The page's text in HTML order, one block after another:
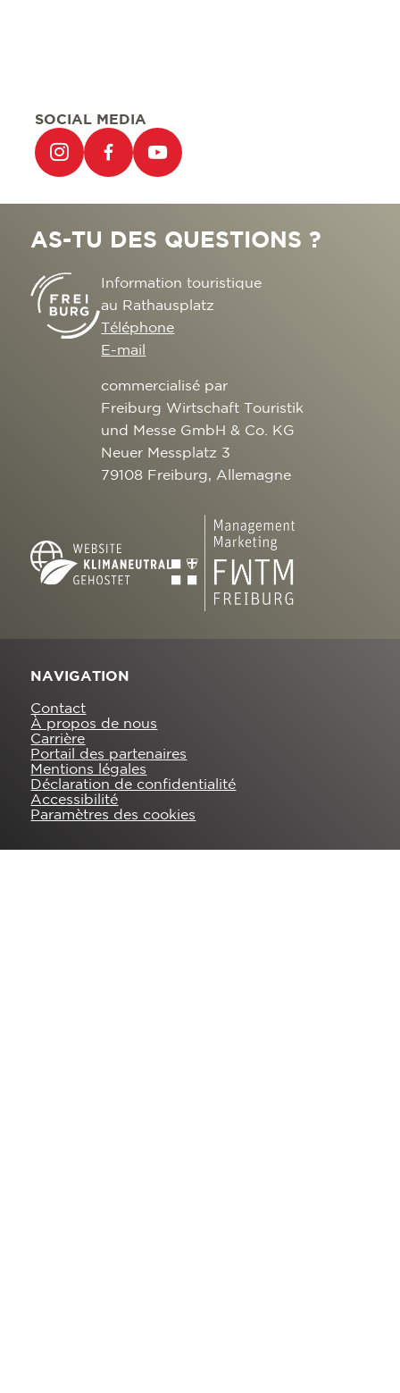
SOCIAL MEDIA
AS-TU DES QUESTIONS ?
Information touristique
au Rathausplatz
Téléphone
E-mail
commercialisé par
Freiburg Wirtschaft Touristik
und Messe GmbH & Co. KG
Neuer Messplatz 3
79108 Freiburg, Allemagne
NAVIGATION
Contact
À propos de nous
Carrière
Portail des partenaires
Mentions légales
Déclaration de confidentialité
Accessibilité
Paramètres des cookies